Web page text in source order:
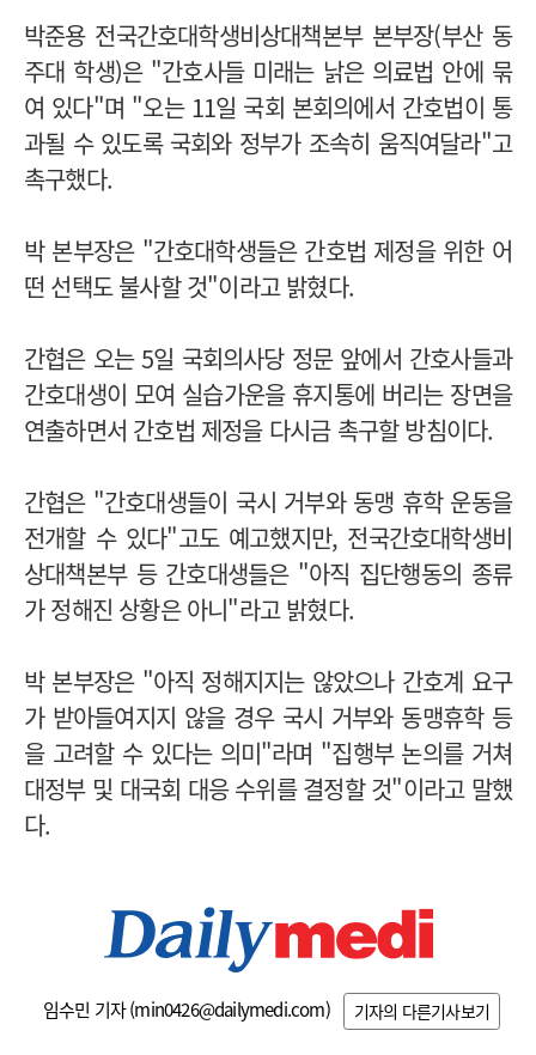
박준용 전국간호대학생비상대책본부 본부장(부산 동
주대 학생)은 "간호사들 미래는 낡은 의료법 안에 묶
여 있다"며 "오는 11일 국회 본회의에서 간호법이 통
과될 수 있도록 국회와 정부가 조속히 움직여달라"고
촉구했다.
박 본부장은 "간호대학생들은 간호법 제정을 위한 어
떤 선택도 불사할 것"이라고 밝혔다.
간협은 오는 5일 국회의사당 정문 앞에서 간호사들과
간호대생이 모여 실습가운을 휴지통에 버리는 장면을
연출하면서 간호법 제정을 다시금 촉구할 방침이다.
간협은 "간호대생들이 국시 거부와 동맹 휴학 운동을
전개할 수 있다"고도 예고했지만, 전국간호대학생비
상대책본부 등 간호대생들은 "아직 집단행동의 종류
가 정해진 상황은 아니"라고 밝혔다.
박 본부장은 "아직 정해지지는 않았으나 간호계 요구
가 받아들여지지 않을 경우 국시 거부와 동맹휴학 등
을 고려할 수 있다는 의미"라며 "집행부 논의를 거쳐
대정부 및 대국회 대응 수위를 결정할 것"이라고 말했
다.
임수민 기자 (min0426@dailymedi.com) 기자의 다른기사보기